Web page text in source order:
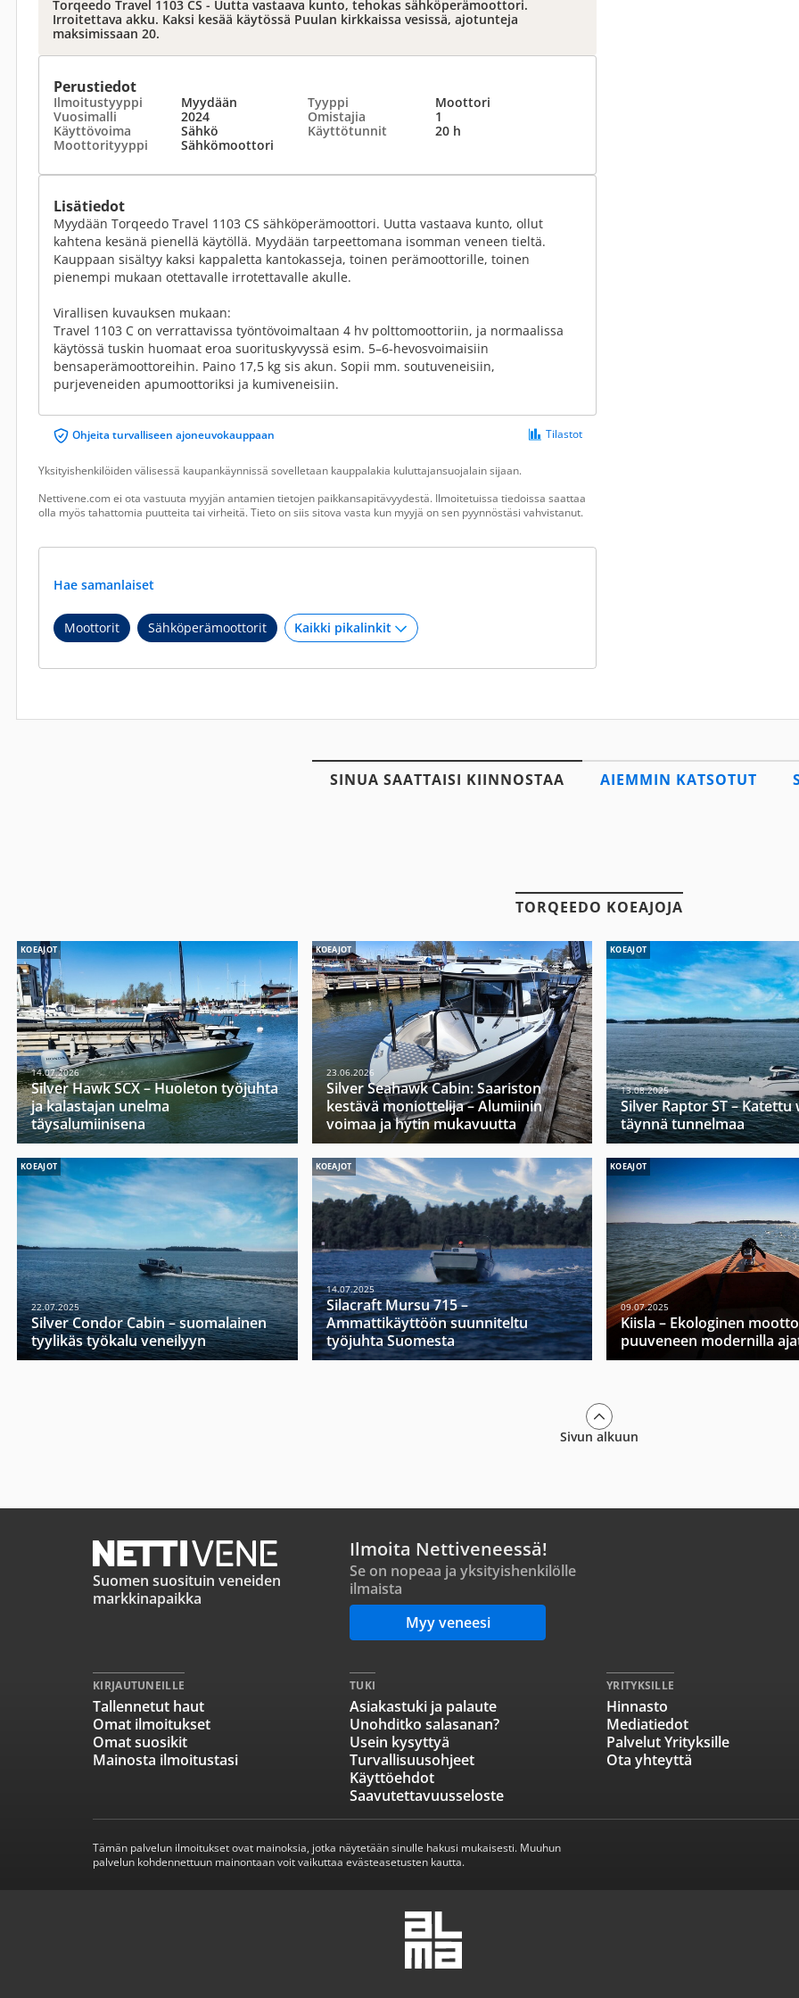
Torqeedo Travel 1103 CS - Uutta vastaava kunto, tehokas sähköperämoottori.
Irroitettava akku. Kaksi kesää käytössä Puulan kirkkaissa vesissä, ajotunteja
maksimissaan 20.
Perustiedot
Ilmoitustyyppi Myydään Tyyppi
Moottori
Vuosimalli
2024 Omistajia
1
Käyttövoima
Sähkö Käyttötunnit
20 h
Moottorityyppi
Sähkömoottori
Lisätiedot
Myydään Torqeedo Travel 1103 CS sähköperämoottori. Uutta vastaava kunto, ollut
kahtena kesänä pienellä käytöllä. Myydään tarpeettomana isomman veneen tieltä.
Kauppaan sisältyy kaksi kappaletta kantokasseja, toinen perämoottorille, toinen
pienempi mukaan otettavalle irrotettavalle akulle.
Virallisen kuvauksen mukaan:
Travel 1103 C on verrattavissa työntövoimaltaan 4 hv polttomoottoriin, ja normaalissa
käytössä tuskin huomaat eroa suorituskyvyssä esim. 5–6-hevosvoimaisiin
bensaperämoottoreihin. Paino 17,5 kg sis akun. Sopii mm. soutuveneisiin,
purjeveneiden apumoottoriksi ja kumiveneisiin.
Ohjeita turvalliseen ajoneuvokauppaan Tilastot
Yksityishenkilöiden välisessä kaupankäynnissä sovelletaan kauppalakia kuluttajansuojalain sijaan.
Nettivene.com ei ota vastuuta myyjän antamien tietojen paikkansapitävyydestä. Ilmoitetuissa tiedoissa saattaa
olla myös tahattomia puutteita tai virheitä. Tieto on siis sitova vasta kun myyjä on sen pyynnöstäsi vahvistanut.
Hae samanlaiset
Moottorit Sähköperämoottorit
SINUA SAATTAISI KIINNOSTAA AIEMMIN KATSOTUT
TORQEEDO KOEAJOJA
KOEAJOT
14.07.2026
Silver Hawk SCX – Huoleton työjuhta
ja kalastajan unelma
täysalumiinisena
KOEAJOT
23.06.2026
Silver Seahawk Cabin: Saariston
kestävä moniottelija – Alumiinin
voimaa ja hytin mukavuutta
KOEAJOT
13.08.2025
Silver Raptor ST –
täynnä tunnelmaa
KOEAJOT
22.07.2025
Silver Condor Cabin – suomalainen
tyylikäs työkalu veneilyyn
KOEAJOT
14.07.2025
Silacraft Mursu 715 –
Ammattikäyttöön suunniteltu
työjuhta Suomesta
KOEAJOT
09.07.2025
Kiisla – Ekologinen
puuveneen modernilla
Sivun alkuun
Suomen suosituin veneiden
markkinapaikka
Ilmoita Nettiveneessä!
Se on nopeaa ja yksityishenkilölle
ilmaista
Myy veneesi
KIRJAUTUNEILLE
Tallennetut haut
Omat ilmoitukset
Omat suosikit
Mainosta ilmoitustasi
TUKI
Asiakastuki ja palaute
Unohditko salasanan?
Usein kysyttyä
Turvallisuusohjeet
Käyttöehdot
Saavutettavuusseloste
YRITYKSILLE
Hinnasto
Mediatiedot
Palvelut Yrityksille
Ota yhteyttä
Tämän palvelun ilmoitukset ovat mainoksia, jotka näytetään sinulle hakusi mukaisesti. Muuhun
palvelun kohdennettuun mainontaan voit vaikuttaa evästeasetusten kautta.